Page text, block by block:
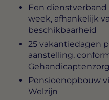
Een
week, afhankelijk
beschikbaarheid
25 vakantiedagen
aanstelling,
Gehandicaptenzorg
Pensioenopbouw
Welzijn